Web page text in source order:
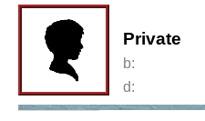
Private
b:
d: